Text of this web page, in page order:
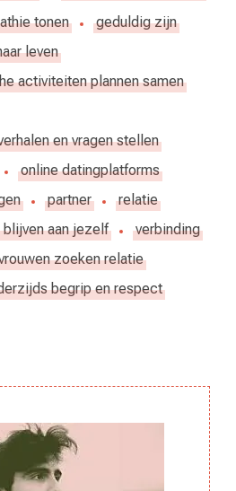
tonen
geduldig zijn
leven
activiteiten plannen samen
en vragen stellen
online datingplatforms
partner
relatie
blijven aan jezelf
verbinding
zoeken relatie
begrip en respect